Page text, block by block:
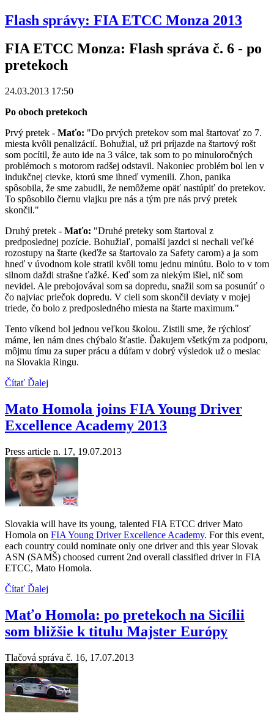
Flash správy: FIA ETCC Monza 2013
FIA ETCC Monza: Flash správa č. 6 - po
pretekoch
24.03.2013 17:50
Po oboch pretekoch
Prvý pretek - Maťo: "Do prvých pretekov som mal štartovať zo 7.
miesta kvôli penalizácií. Bohužial, už pri príjazde na štartový rošt
som pocítil, že auto ide na 3 válce, tak som to po minuloročných
problémoch s motorom radšej odstavil. Nakoniec problém bol len v
indukčnej cievke, ktorú sme ihneď vymenili. Zhon, panika
spôsobila, že sme zabudli, že nemôžeme opäť nastúpiť do pretekov.
To spôsobilo čiernu vlajku pre nás a tým pre nás prvý pretek
skončil."
Druhý pretek - Maťo: "Druhé preteky som štartoval z
predposlednej pozície. Bohužiaľ, pomalší jazdci si nechali veľké
rozostupy na štarte (keďže sa štartovalo za Safety carom) a ja som
hneď v úvodnom kole stratil kvôli tomu jednu minútu. Bolo to v tom
silnom daždi strašne ťažké. Keď som za niekým išiel, nič som
nevidel. Ale prebojovával som sa dopredu, snažil som sa posunúť o
čo najviac priečok dopredu. V cieli som skončil deviaty v mojej
triede, čo bolo z predposledného miesta na štarte maximum."
Tento víkend bol jednou veľkou školou. Zistili sme, že rýchlosť
máme, len nám dnes chýbalo šťastie. Ďakujem všetkým za podporu,
môjmu tímu za super prácu a dúfam v dobrý výsledok už o mesiac
na Slovakia Ringu.
Čítať Ďalej
Mato Homola joins FIA Young Driver
Excellence Academy 2013
Press article n. 17, 19.07.2013
Slovakia will have its young, talented FIA ETCC driver Mato
Homola on FIA Young Driver Excellence Academy. For this event,
each country could nominate only one driver and this year Slovak
ASN (SAMŠ) choosed current 2nd overall classified driver in FIA
ETCC, Mato Homola.
Čítať Ďalej
Maťo Homola: po pretekoch na Sicílii
som bližšie k titulu Majster Európy
Tlačová správa č. 16, 17.07.2013